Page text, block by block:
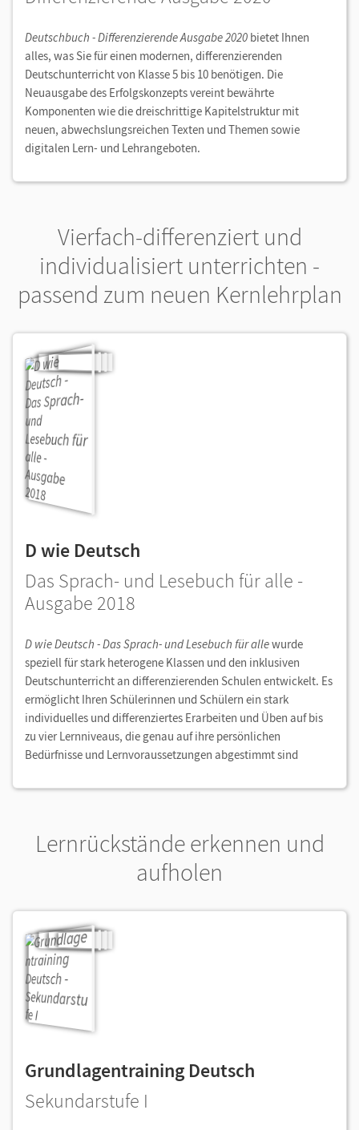
Deutschbuch - Differenzierende Ausgabe 2020 bietet Ihnen
alles, was Sie für einen modernen, differenzierenden
Deutschunterricht von Klasse 5 bis 10 benötigen. Die
Neuausgabe des Erfolgskonzepts vereint bewährte
Komponenten wie die dreischrittige Kapitelstruktur mit
neuen, abwechslungsreichen Texten und Themen sowie
digitalen Lern- und Lehrangeboten.
Vierfach-differenziert und
individualisiert unterrichten -
passend zum neuen Kernlehrplan
D wie Deutsch
Das Sprach- und Lesebuch für alle -
Ausgabe 2018
D wie Deutsch - Das Sprach- und Lesebuch für allewurde
speziell für stark heterogene Klassen und den inklusiven
Deutschunterricht an differenzierenden Schulen entwickelt. Es
ermöglicht Ihren Schülerinnen und Schülern ein stark
individuelles und differenziertes Erarbeiten und Üben auf bis
zu vier Lernniveaus, die genau auf ihre persönlichen
Bedürfnisse und Lernvoraussetzungen abgestimmt sind
Lernrückstände erkennen und
aufholen
Grundlagentraining Deutsch
Sekundarstufe I